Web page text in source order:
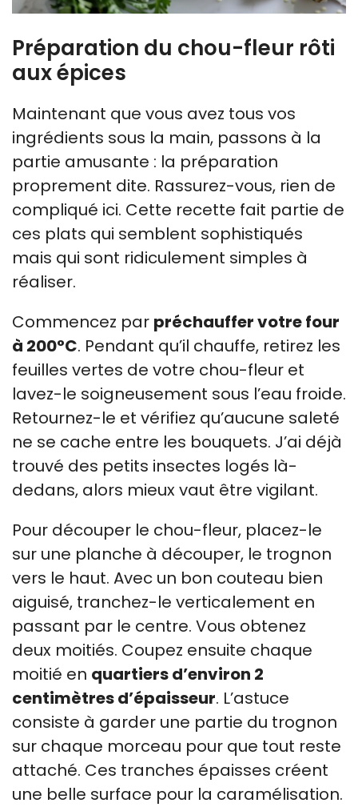
Préparation du chou-fleur rôti
aux épices
Maintenant que vous avez tous vos
ingrédients sous la main, passons à la
partie amusante : la préparation
proprement dite. Rassurez-vous, rien de
compliqué ici. Cette recette fait partie de
ces plats qui semblent sophistiqués
mais qui sont ridiculement simples à
réaliser.
Commencez par préchauffer votre four
à 200°C. Pendant qu’il chauffe, retirez les
feuilles vertes de votre chou-fleur et
lavez-le soigneusement sous l’eau froide.
Retournez-le et vérifiez qu’aucune saleté
ne se cache entre les bouquets. J’ai déjà
trouvé des petits insectes logés là-
dedans, alors mieux vaut être vigilant.
Pour découper le chou-fleur, placez-le
sur une planche à découper, le trognon
vers le haut. Avec un bon couteau bien
aiguisé, tranchez-le verticalement en
passant par le centre. Vous obtenez
deux moitiés. Coupez ensuite chaque
moitié en quartiers d’environ 2
centimètres d’épaisseur. L’astuce
consiste à garder une partie du trognon
sur chaque morceau pour que tout reste
attaché. Ces tranches épaisses créent
une belle surface pour la caramélisation.